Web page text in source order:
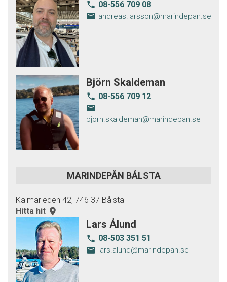
local_phone 08-556 709 08
email andreas.larsson@marindepan.se
Björn Skaldeman
local_phone 08-556 709 12
email
bjorn.skaldeman@marindepan.se
MARINDEPÅN BÅLSTA
Kalmarleden 42, 746 37 Bålsta
Hitta hit room
Lars Ålund
local_phone 08-503 351 51
email lars.alund@marindepan.se